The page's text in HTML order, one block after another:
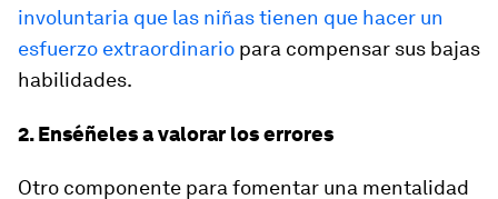
involuntaria que las niñas tienen que hacer un
esfuerzo extraordinario para compensar sus bajas
habilidades.
2. Enséñeles a valorar los errores
Otro componente para fomentar una mentalidad